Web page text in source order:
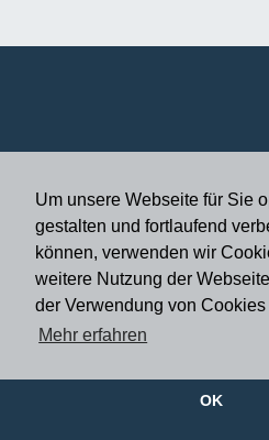
Um unsere Webseite für Sie
gestalten und fortlaufend
können, verwenden wir
weitere Nutzung der
der Verwendung von Cookies
Mehr erfahren
OK